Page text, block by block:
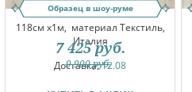
Образец в шоу-руме
118см x1м, материал Текстиль,
Италия
Доставка:12.08
9 900руб.
7 425 руб.